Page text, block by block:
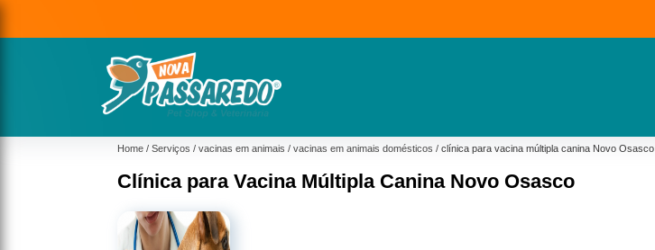
Home Serviços vacinas em animais vacinas em animais domésticos clínica para vacina múltipla canina Novo Osasco
Clínica para Vacina Múltipla Canina Novo Osasco